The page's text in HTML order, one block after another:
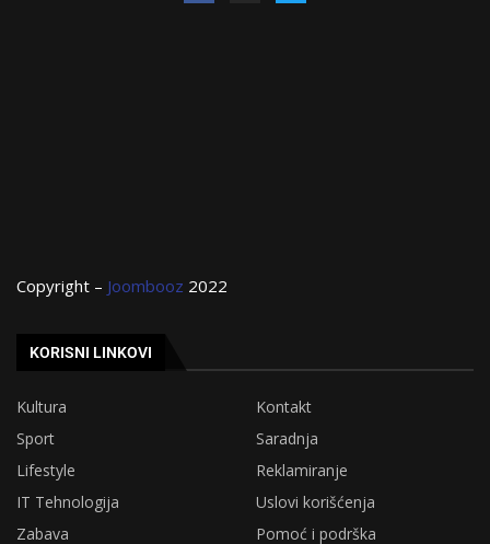
Copyright – Joombooz 2022
KORISNI LINKOVI
Kultura
Kontakt
Sport
Saradnja
Lifestyle
Reklamiranje
IT Tehnologija
Uslovi korišćenja
Zabava
Pomoć i podrška